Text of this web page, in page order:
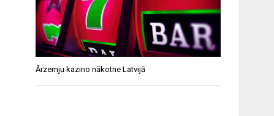
Ārzemju kazino nākotne Latvijā